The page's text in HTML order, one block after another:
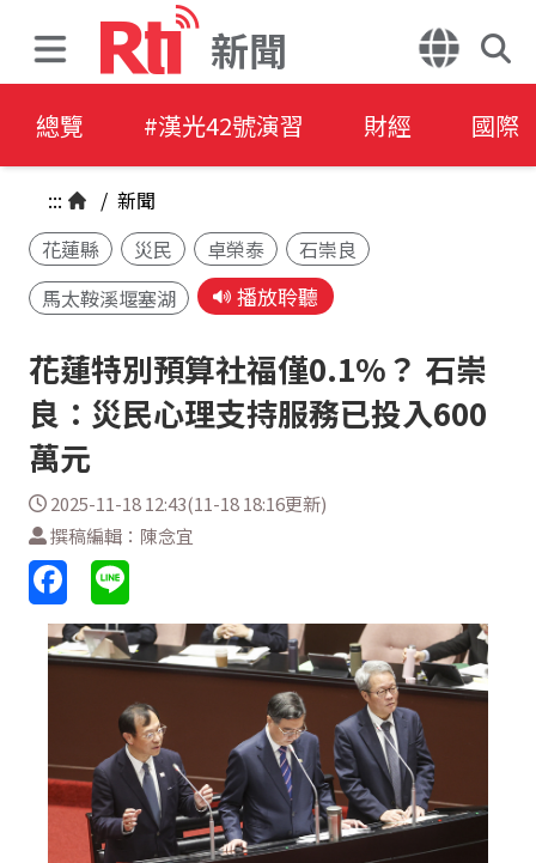
新聞
總覽 #漢光42號演習 財經 國際
::: / 新聞
花蓮縣
災民 卓榮泰
石崇良
馬太鞍溪堰塞湖
播放聆聽
花蓮特別預算社福僅0.1%？ 石崇
良：災民心理支持服務已投入600
萬元
2025-11-18 12:43(11-18 18:16更新)
撰稿編輯：陳念宜